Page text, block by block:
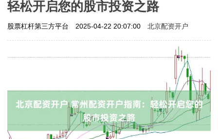
轻松开启您的股市投资之路
股票杠杆第三方平台 2025-04-22 20:07:00 北京配资开户